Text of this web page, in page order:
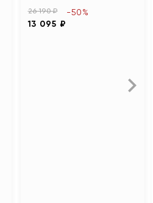
26 190 ₽
13 095 ₽
-50%